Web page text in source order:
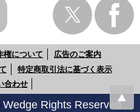
権について
広告のご案内
特定商取引法に基づく表示
合わせ
Rights Reserved